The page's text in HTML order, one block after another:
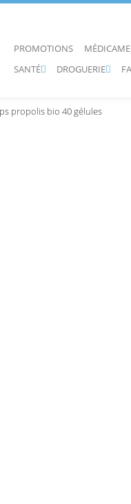
PROMOTIONS

SANTÉ 
DROGUERIE
propolis bio 40 gélules